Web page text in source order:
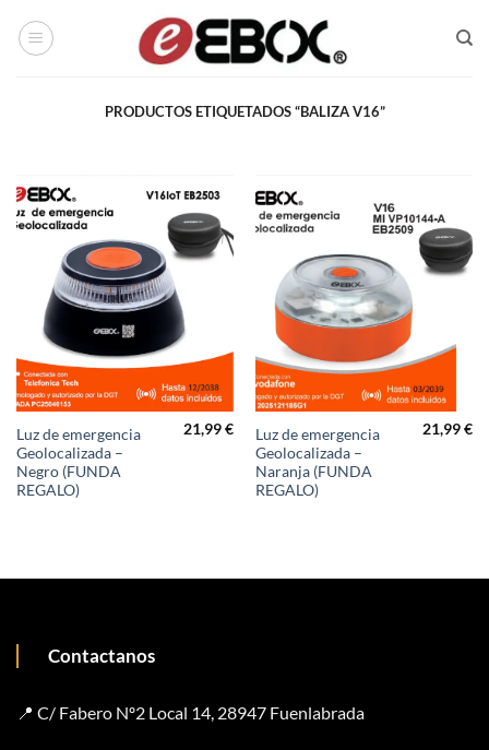
PRODUCTOS ETIQUETADOS “BALIZA V16”
Luz de emergencia
Geolocalizada –
Negro (FUNDA
REGALO)
21,99€
Luz de emergencia
Geolocalizada –
Naranja (FUNDA
REGALO)
21,99€
Contactanos
📍 C/ Fabero Nº2 Local 14, 28947 Fuenlabrada